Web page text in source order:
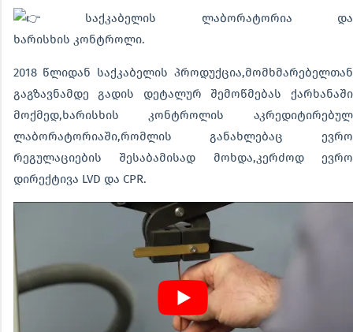
საქკაბელის ლაბორატორია და
ხარისხის კონტროლი.
2018 წლიდან საქკაბელის პროდუქცია,მომხმარებელთან
გაგზავნამდე გადის დეტალურ შემოწმებას ქარხანაში
მოქმედ,ხარისხის კონტროლის აკრედიტირებულ
ლაბორატორიაში,რომლის განახლებაც ევრო
რეგულაციების შესაბამისად მოხდა,კერძოდ ევრო
დირექტივა LVD და CPR.